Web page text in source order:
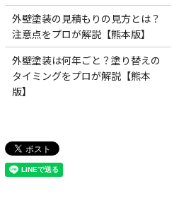
外壁塗装の見積もりの見方とは？
注意点をプロが解説【熊本版】
外壁塗装は何年ごと？塗り替えの
タイミングをプロが解説【熊本
版】